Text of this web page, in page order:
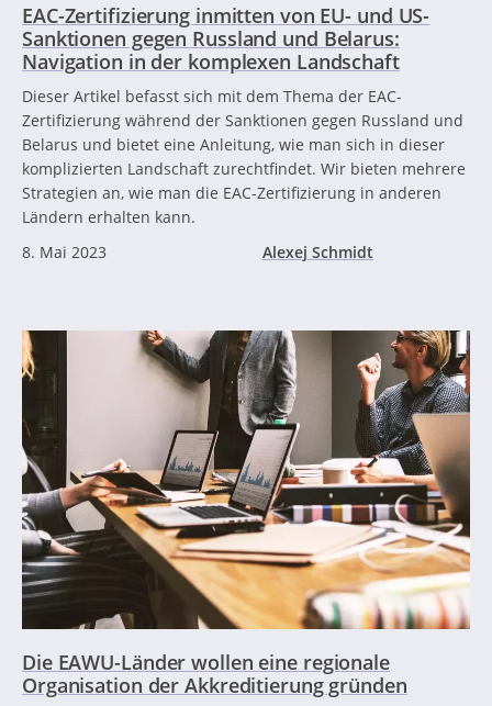
EAC-Zertifizierung inmitten von EU- und US-
Sanktionen gegen Russland und Belarus:
Navigation in der komplexen Landschaft
Dieser Artikel befasst sich mit dem Thema der EAC-
Zertifizierung während der Sanktionen gegen Russland und
Belarus und bietet eine Anleitung, wie man sich in dieser
komplizierten Landschaft zurechtfindet. Wir bieten mehrere
Strategien an, wie man die EAC-Zertifizierung in anderen
Ländern erhalten kann.
8. Mai 2023
Alexej Schmidt
Die EAWU-Länder wollen eine regionale
Organisation der Akkreditierung gründen